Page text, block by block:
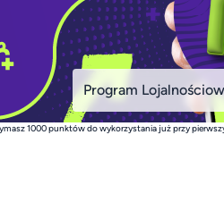
Program
1000 punktów do wykorzystania już przy